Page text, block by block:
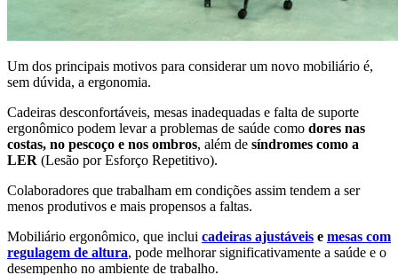
Um dos principais motivos para considerar um novo mobiliário é,
sem dúvida, a ergonomia.
Cadeiras desconfortáveis, mesas inadequadas e falta de suporte
ergonômico podem levar a problemas de saúde como dores nas
costas, no pescoço e nos ombros, além de síndromes como a
LER (Lesão por Esforço Repetitivo).
Colaboradores que trabalham em condições assim tendem a ser
menos produtivos e mais propensos a faltas.
Mobiliário ergonômico, que inclui cadeiras ajustáveis e mesas com
regulagem de altura, pode melhorar significativamente a saúde e o
desempenho no ambiente de trabalho.